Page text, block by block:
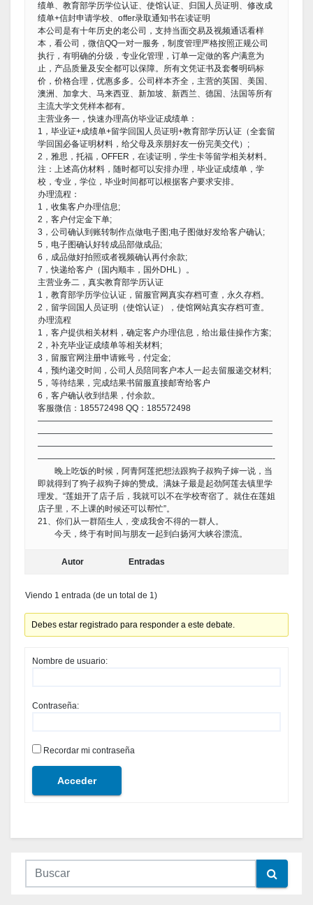
绩单、教育部学历学位认证、使馆认证、归国人员证明、修改成
绩单+信封申请学校、offer录取通知书在读证明
本公司是有十年历史的老公司，支持当面交易及视频通话看样
本，看公司，微信QQ一对一服务，制度管理严格按照正规公司
执行，有明确的分级，专业化管理，订单一定做的客户满意为
止，产品质量及安全都可以保障。所有文凭证书及套餐明码标
价，价格合理，优惠多多。公司样本齐全，主营的英国、美国、
澳洲、加拿大、马来西亚、新加坡、新西兰、德国、法国等所有
主流大学文凭样本都有。
主营业务一，快速办理高仿毕业证成绩单：
1，毕业证+成绩单+留学回国人员证明+教育部学历认证（全套留
学回国必备证明材料，给父母及亲朋好友一份完美交代）;
2，雅思，托福，OFFER，在读证明，学生卡等留学相关材料。
注：上述高仿材料，随时都可以安排办理，毕业证成绩单，学
校，专业，学位，毕业时间都可以根据客户要求安排。
办理流程：
1，收集客户办理信息;
2，客户付定金下单;
3，公司确认到账转制作点做电子图;电子图做好发给客户确认;
5，电子图确认好转成品部做成品;
6，成品做好拍照或者视频确认再付余款;
7，快递给客户（国内顺丰，国外DHL）。
主营业务二，真实教育部学历认证
1，教育部学历学位认证，留服官网真实存档可查，永久存档。
2，留学回国人员证明（使馆认证），使馆网站真实存档可查。
办理流程
1，客户提供相关材料，确定客户办理信息，给出最佳操作方案;
2，补充毕业证成绩单等相关材料;
3，留服官网注册申请账号，付定金;
4，预约递交时间，公司人员陪同客户本人一起去留服递交材料;
5，等待结果，完成结果书留服直接邮寄给客户
6，客户确认收到结果，付余款。
客服微信：185572498 QQ：185572498
————————————————————————————
————————————————————————————
————————————————————————————
————————————————————————————-
晚上吃饭的时候，阿青阿莲把想法跟狗子叔狗子婶一说，当
即就得到了狗子叔狗子婶的赞成。满妹子最是起劲阿莲去镇里学
理发。“莲姐开了店子后，我就可以不在学校寄宿了。就住在莲姐
店子里，不上课的时候还可以帮忙”。
21、你们从一群陌生人，变成我舍不得的一群人。
今天，终于有时间与朋友一起到白扬河大峡谷漂流。
Autor Entradas
Viendo 1 entrada (de un total de 1)
Debes estar registrado para responder a este debate.
Nombre de usuario:
Contraseña:
Recordar mi contraseña
Acceder